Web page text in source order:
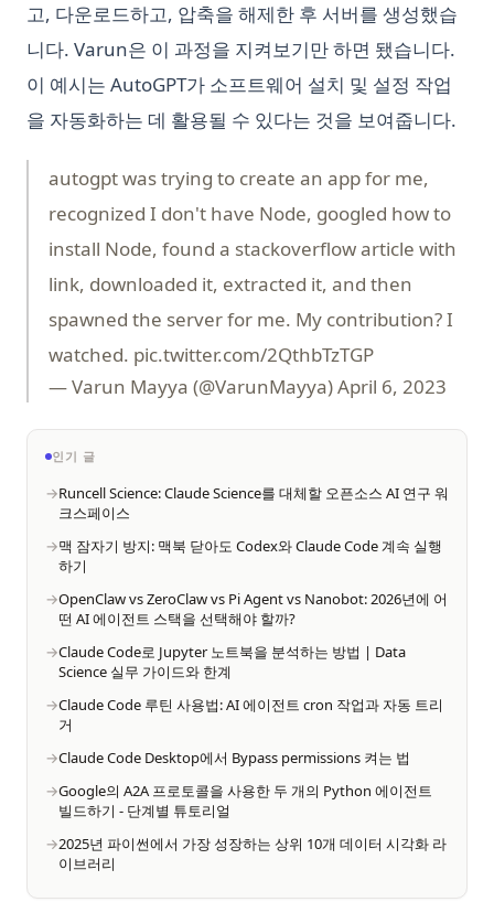
고, 다운로드하고, 압축을 해제한 후 서버를 생성했습
니다. Varun은 이 과정을 지켜보기만 하면 됐습니다.
이 예시는 AutoGPT가 소프트웨어 설치 및 설정 작업
을 자동화하는 데 활용될 수 있다는 것을 보여줍니다.
autogpt was trying to create an app for me,
recognized I don't have Node, googled how to
install Node, found a stackoverflow article with
link, downloaded it, extracted it, and then
spawned the server for me. My contribution? I
watched. pic.twitter.com/2QthbTzTGP
— Varun Mayya (@VarunMayya)April 6, 2023
인기 글
Runcell Science: Claude Science를 대체할 오픈소스 AI 연구 워
크스페이스
맥 잠자기 방지: 맥북 닫아도 Codex와 Claude Code 계속 실행
하기
OpenClaw vs ZeroClaw vs Pi Agent vs Nanobot: 2026년에 어
떤 AI 에이전트 스택을 선택해야 할까?
Claude Code로 Jupyter 노트북을 분석하는 방법 | Data
Science 실무 가이드와 한계
Claude Code 루틴 사용법: AI 에이전트 cron 작업과 자동 트리
거
Claude Code Desktop에서 Bypass permissions 켜는 법
Google의 A2A 프로토콜을 사용한 두 개의 Python 에이전트
빌드하기 - 단계별 튜토리얼
2025년 파이썬에서 가장 성장하는 상위 10개 데이터 시각화 라
이브러리